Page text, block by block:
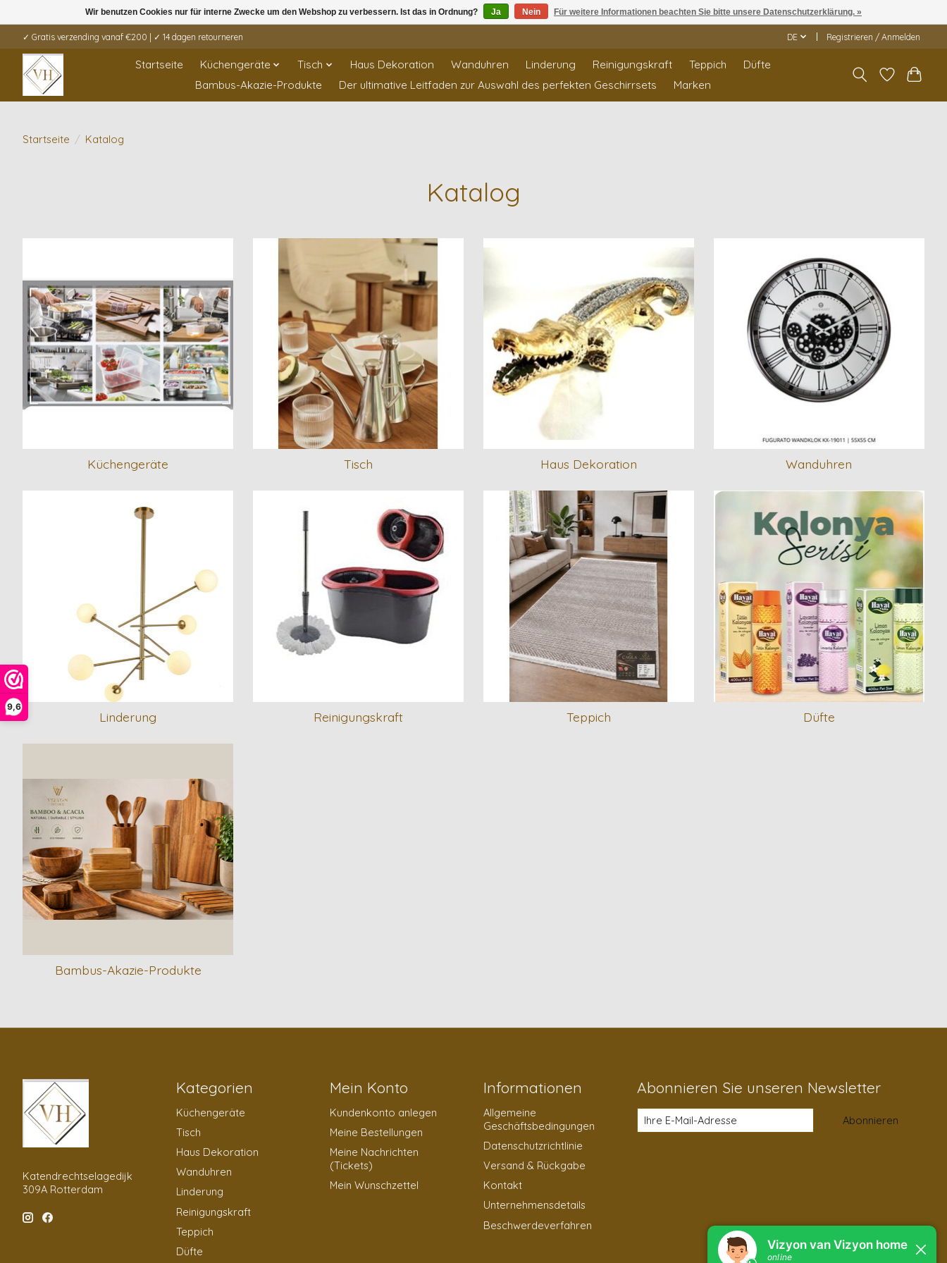
9,6
✓ Gratis verzending vanaf €200 | ✓ 14 dagen retourneren DE Registrieren / Anmelden
Startseite Küchengeräte Tisch Haus Dekoration Wanduhren Linderung Reinigungskraft Teppich
Düfte
Bambus-Akazie-Produkte
Der ultimative Leitfaden zur Auswahl des perfekten Geschirrsets Marken
Startseite / Katalog
Katalog
Küchengeräte Tisch Haus Dekoration Wanduhren
Linderung Reinigungskraft Teppich Düfte
Bambus-Akazie-Produkte
Katendrechtselagedijk
309A Rotterdam
Kategorien
Küchengeräte
Tisch
Haus Dekoration
Wanduhren
Linderung
Reinigungskraft
Teppich
Düfte
Mein Konto
Kundenkonto anlegen
Meine Bestellungen
Meine Nachrichten
(Tickets)
Mein Wunschzettel
Informationen
Allgemeine
Geschäftsbedingungen
Datenschutzrichtlinie
Versand & Rückgabe
Kontakt
Unternehmensdetails
Beschwerdeverfahren
Abonnieren Sie unseren Newsletter
Abonnieren
Wir benutzen Cookies nur für interne Zwecke um den Webshop zu verbessern. Ist das in Ordnung? Ja Nein Für weitere Informationen beachten Sie bitte unsere Datenschutzerklärung. »